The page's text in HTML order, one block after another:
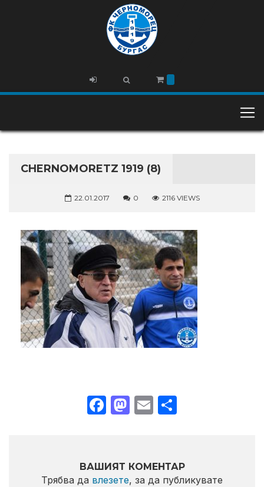
CHERNOMORETZ 1919 (8)
22.01.2017 0 2116 VIEWS
Facebook
Mastodon
Email
ВАШИЯТ КОМЕНТАР
Трябва да влезете, за да публикувате